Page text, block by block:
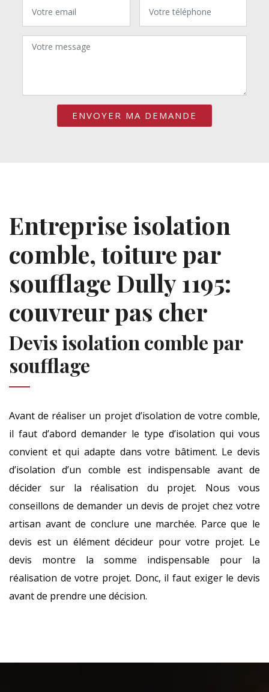
Entreprise isolation
comble, toiture par
soufflage Dully 1195:
couvreur pas cher
Devis isolation comble par
soufflage
Avant de réaliser un projet d’isolation de votre comble,
il faut d’abord demander le type d’isolation qui vous
convient et qui adapte dans votre bâtiment. Le devis
d’isolation d’un comble est indispensable avant de
décider sur la réalisation du projet. Nous vous
conseillons de demander un devis de projet chez votre
artisan avant de conclure une marchée. Parce que le
devis est un élément décideur pour votre projet. Le
devis montre la somme indispensable pour la
réalisation de votre projet. Donc, il faut exiger le devis
avant de prendre une décision.